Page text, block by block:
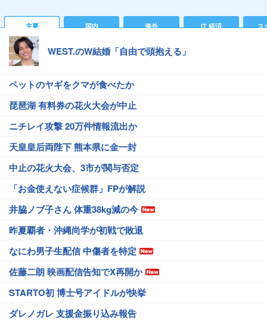
主要 国内 海外 IT 経済 ス
WEST.のW結婚「自由で頭抱える」
ペットのヤギをクマが食べたか
琵琶湖 有料券の花火大会が中止
ニチレイ攻撃 20万件情報流出か
天皇皇后両陛下 熊本県に金一封
中止の花火大会、3市が関与否定
「お金使えない症候群」FPが解説
井脇ノブ子さん 体重38kg減の今
昨夏覇者・沖縄尚学が初戦で敗退
なにわ男子生配信 中傷者を特定
佐藤二朗 映画配信告知でX再開か
STARTO初 博士号アイドルが快挙
ダレノガレ 支援金振り込み報告